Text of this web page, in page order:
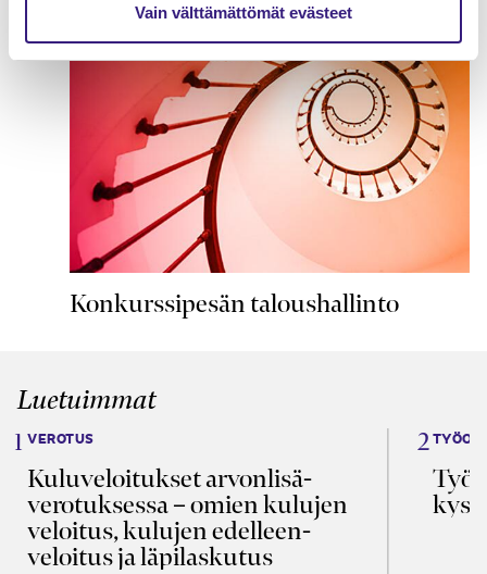
Vain välttämättömät evästeet
Konkurssipesän taloushallinto
Luetuimmat
VEROTUS
Kulu­veloitukset arvon­lisä­
verotuksessa – omien kulujen
veloitus, kulujen edelleen­
veloitus ja läpi­laskutus